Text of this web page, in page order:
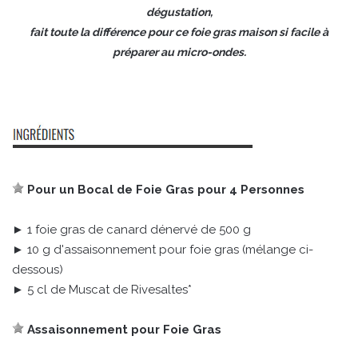
dégustation,
fait toute la différence pour ce foie gras maison si facile à
préparer au micro-ondes.
Pour un Bocal de Foie Gras pour 4 Personnes
► 1 foie gras de canard dénervé de 500 g
► 10 g d'assaisonnement pour foie gras (mélange ci-
dessous)
► 5 cl de Muscat de Rivesaltes*
Assaisonnement pour Foie Gras